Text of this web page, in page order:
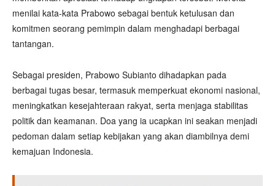
menilai kata-kata Prabowo sebagai bentuk ketulusan dan
komitmen seorang pemimpin dalam menghadapi berbagai
tantangan.
Sebagai presiden, Prabowo Subianto dihadapkan pada
berbagai tugas besar, termasuk memperkuat ekonomi nasional,
meningkatkan kesejahteraan rakyat, serta menjaga stabilitas
politik dan keamanan. Doa yang ia ucapkan ini seakan menjadi
pedoman dalam setiap kebijakan yang akan diambilnya demi
kemajuan Indonesia.